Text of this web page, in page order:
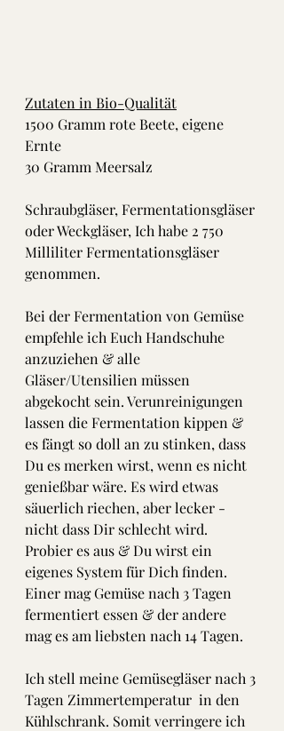
Zutaten in Bio-Qualität
1500 Gramm rote Beete, eigene
Ernte
30 Gramm Meersalz
Schraubgläser, Fermentationsgläser
oder Weckgläser, Ich habe 2 750
Milliliter Fermentationsgläser
genommen.
Bei der Fermentation von Gemüse
empfehle ich Euch Handschuhe
anzuziehen & alle
Gläser/Utensilien müssen
abgekocht sein. Verunreinigungen
lassen die Fermentation kippen &
es fängt so doll an zu stinken, dass
Du es merken wirst, wenn es nicht
genießbar wäre. Es wird etwas
säuerlich riechen, aber lecker -
nicht dass Dir schlecht wird.
Probier es aus & Du wirst ein
eigenes System für Dich finden.
Einer mag Gemüse nach 3 Tagen
fermentiert essen & der andere
mag es am liebsten nach 14 Tagen.
Ich stell meine Gemüsegläser nach 3
Tagen Zimmertemperatur  in den
Kühlschrank. Somit verringere ich